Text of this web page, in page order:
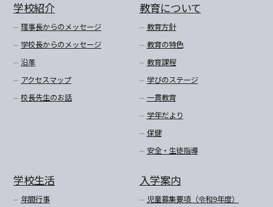
学校紹介
理事長からのメッセージ
学校長からのメッセージ
沿革
アクセスマップ
校長先生のお話
教育について
教育方針
教育の特色
教育課程
学びのステージ
一貫教育
学年だより
保健
安全・生徒指導
学校生活
年間行事
入学案内
児童募集要項（令和9年度）